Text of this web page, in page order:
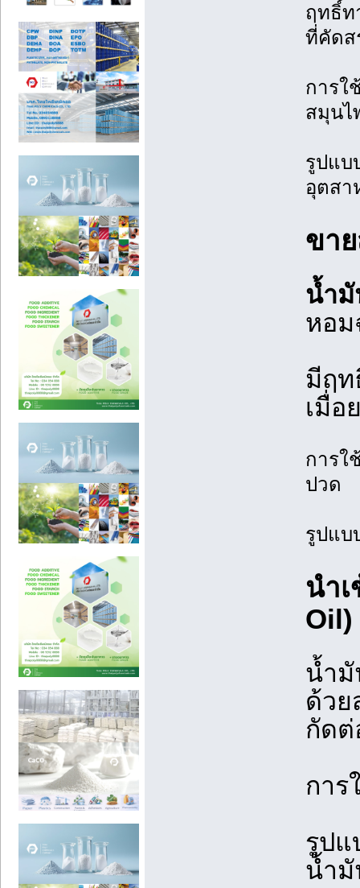
ฤทธิ์ท
ที่คัดส
การใ
สมุนไ
รูปแบ
อุตสา
ขา
น้ำมั
หอม
มีฤท
เมื่อ
การใ
ปวด
รูปแบ
นำ
Oil)
น้ำมั
ด้วย
กัดต่
การ
รูปแ
น้ำมั